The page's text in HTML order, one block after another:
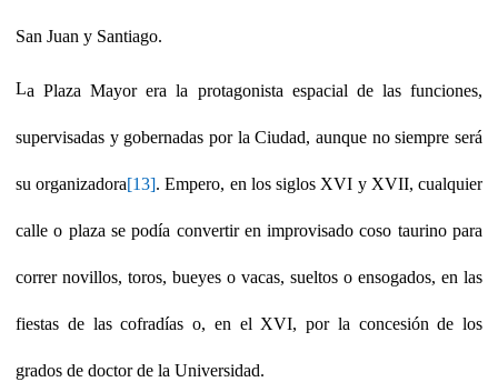
San Juan y Santiago.
La Plaza Mayor era la protagonista espacial de las funciones,
supervisadas y gobernadas por la Ciudad, aunque no siempre será
su organizadora[13]. Empero, en los siglos XVI y XVII, cualquier
calle o plaza se podía convertir en improvisado coso taurino para
correr novillos, toros, bueyes o vacas, sueltos o ensogados, en las
fiestas de las cofradías o, en el XVI, por la concesión de los
grados de doctor de la Universidad.